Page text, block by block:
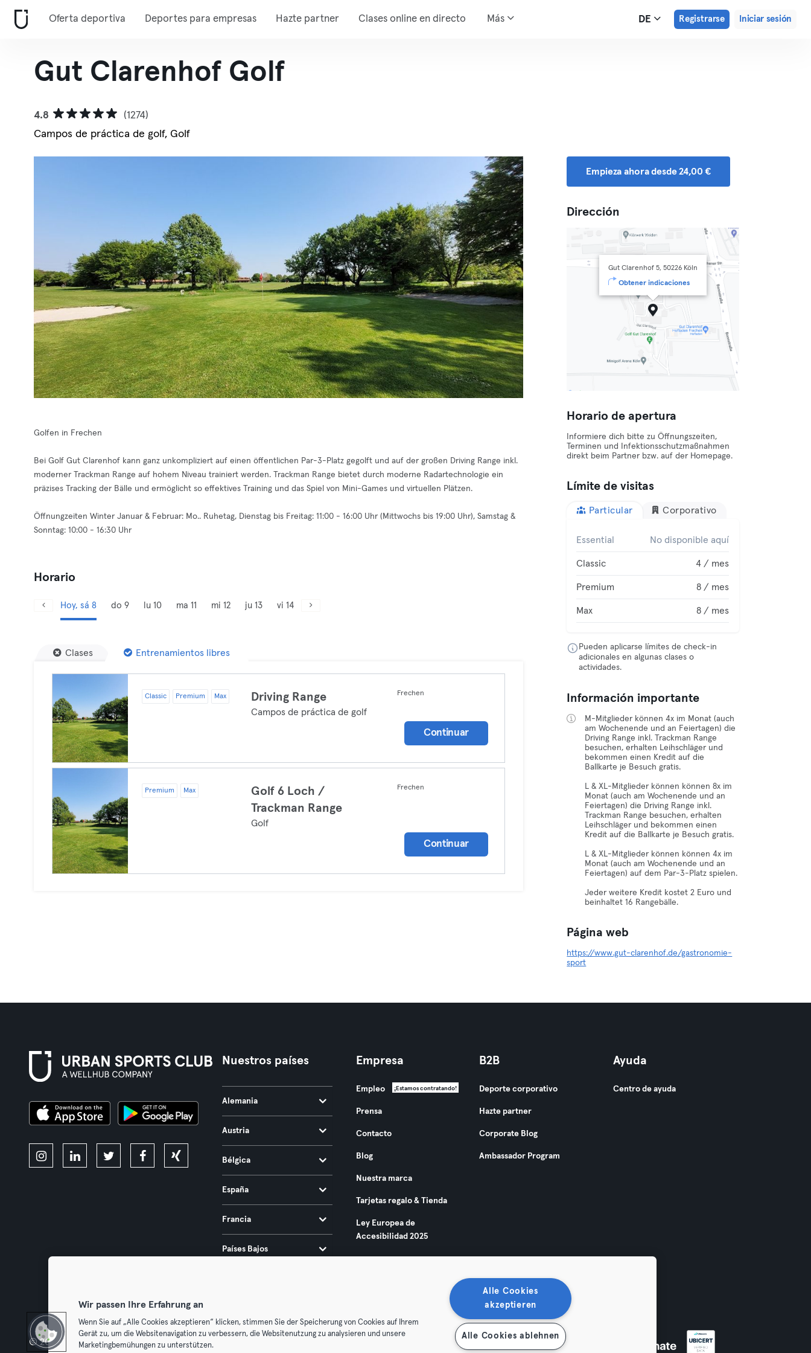
Oferta deportiva Deportes para empresas Hazte partner Clases online en directo Más DE Registrarse Iniciar sesión
Gut Clarenhof Golf
4.8
(1274)
Campos de práctica de golf, Golf
Golfen in Frechen
Bei Golf Gut Clarenhof kann ganz unkompliziert auf einen öffentlichen Par-3-Platz gegolft und auf der großen Driving Range inkl.
moderner Trackman Range auf hohem Niveau trainiert werden. Trackman Range bietet durch moderne Radartechnologie ein
präzises Tracking der Bälle und ermöglicht so effektives Training und das Spiel von Mini-Games und virtuellen Plätzen.
Öffnungzeiten Winter Januar & Februar: Mo.. Ruhetag, Dienstag bis Freitag: 11:00 - 16:00 Uhr (Mittwochs bis 19:00 Uhr), Samstag &
Sonntag: 10:00 - 16:30 Uhr
Horario
Hoy, sá 8 do 9 lu 10 ma 11 mi 12 ju 13 vi 14
Clases Entrenamientos libres
Classic Premium Max Driving Range
Campos de práctica de golf
Frechen
Continuar
Premium Max
Golf 6 Loch /
Trackman Range
Golf
Frechen
Continuar
Empieza ahora desde 24,00 €
Dirección
Gut Clarenhof 5, 50226 Köln
Obtener indicaciones
Horario de apertura
Informiere dich bitte zu Öffnungszeiten,
Terminen und Infektionsschutzmaßnahmen
direkt beim Partner bzw. auf der Homepage.
Límite de visitas
Particular Corporativo
Essential No disponible aquí
Classic 4 / mes
Premium 8 / mes
Max 8 / mes
Pueden aplicarse límites de check-in
adicionales en algunas clases o
actividades.
Información importante
M-Mitglieder können 4x im Monat (auch
am Wochenende und an Feiertagen) die
Driving Range inkl. Trackman Range
besuchen, erhalten Leihschläger und
bekommen einen Kredit auf die
Ballkarte je Besuch gratis.
L & XL-Mitglieder können können 8x im
Monat (auch am Wochenende und an
Feiertagen) die Driving Range inkl.
Trackman Range besuchen, erhalten
Leihschläger und bekommen einen
Kredit auf die Ballkarte je Besuch gratis.
L & XL-Mitglieder können können 4x im
Monat (auch am Wochenende und an
Feiertagen) auf dem Par-3-Platz spielen.
Jeder weitere Kredit kostet 2 Euro und
beinhaltet 16 Rangebälle.
Página web
https://www.gut-clarenhof.de/gastronomie-
sport
Nuestros países
Alemania
Austria
Bélgica
España
Francia
Países Bajos
Empresa
Empleo ¡Estamos contratando!
Prensa
Contacto
Blog
Nuestra marca
Tarjetas regalo & Tienda
Ley Europea de
Accesibilidad 2025
B2B
Deporte corporativo
Hazte partner
Corporate Blog
Ambassador Program
Ayuda
Centro de ayuda
© 2026 Urban Sports Group GmbH. All rights reserved. Rescindir contratos aquí
Wir passen Ihre Erfahrung an
Wenn Sie auf „Alle Cookies akzeptieren“ klicken, stimmen Sie der Speicherung von Cookies auf Ihrem
Gerät zu, um die Websitenavigation zu verbessern, die Websitenutzung zu analysieren und unsere
Marketingbemühungen zu unterstützen.
Alle Cookies
akzeptieren
Alle Cookies ablehnen